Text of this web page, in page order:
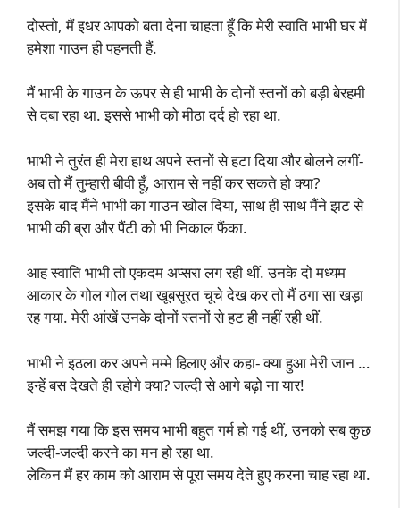
दोस्तो, मैं इधर आपको बता देना चाहता हूँ कि मेरी स्वाति भाभी घर में
हमेशा गाउन ही पहनती हैं.
मैं भाभी के गाउन के ऊपर से ही भाभी के दोनों स्तनों को बड़ी बेरहमी
से दबा रहा था. इससे भाभी को मीठा दर्द हो रहा था.
भाभी ने तुरंत ही मेरा हाथ अपने स्तनों से हटा दिया और बोलने लगीं-
अब तो मैं तुम्हारी बीवी हूँ, आराम से नहीं कर सकते हो क्या?
इसके बाद मैंने भाभी का गाउन खोल दिया, साथ ही साथ मैंने झट से
भाभी की ब्रा और पैंटी को भी निकाल फैंका.
आह स्वाति भाभी तो एकदम अप्सरा लग रही थीं. उनके दो मध्यम
आकार के गोल गोल तथा खूबसूरत चूचे देख कर तो मैं ठगा सा खड़ा
रह गया. मेरी आंखें उनके दोनों स्तनों से हट ही नहीं रही थीं.
भाभी ने इठला कर अपने मम्मे हिलाए और कहा- क्या हुआ मेरी जान …
इन्हें बस देखते ही रहोगे क्या? जल्दी से आगे बढ़ो ना यार!
मैं समझ गया कि इस समय भाभी बहुत गर्म हो गई थीं, उनको सब कुछ
जल्दी-जल्दी करने का मन हो रहा था.
लेकिन मैं हर काम को आराम से पूरा समय देते हुए करना चाह रहा था.